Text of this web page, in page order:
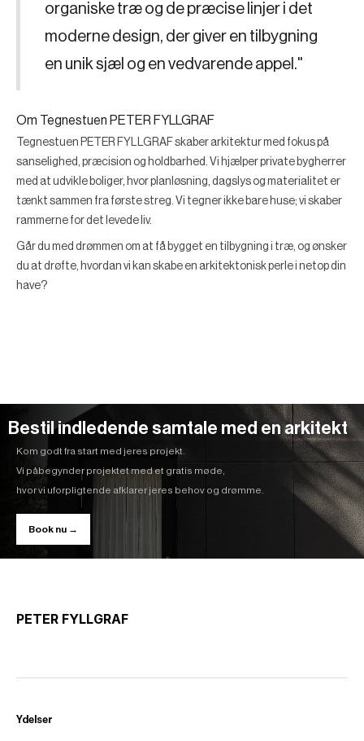
organiske træ og de præcise linjer i det
moderne design, der giver en tilbygning
en unik sjæl og en vedvarende appel."
Om Tegnestuen PETER FYLLGRAF
Tegnestuen PETER FYLLGRAF skaber arkitektur med fokus på
sanselighed, præcision og holdbarhed. Vi hjælper private bygherrer
med at udvikle boliger, hvor planløsning, dagslys og materialitet er
tænkt sammen fra første streg. Vi tegner ikke bare huse; vi skaber
rammerne for det levede liv.
Går du med drømmen om at få bygget en tilbygning i træ, og ønsker
du at drøfte, hvordan vi kan skabe en arkitektonisk perle i netop din
have?
Bestil indledende samtale med en arkitekt
Kom godt fra start med jeres projekt.
Vi påbegynder projektet med et gratis møde,
hvor vi uforpligtende afklarer jeres behov og drømme.
Book nu →
PETER FYLLGRAF
Ydelser